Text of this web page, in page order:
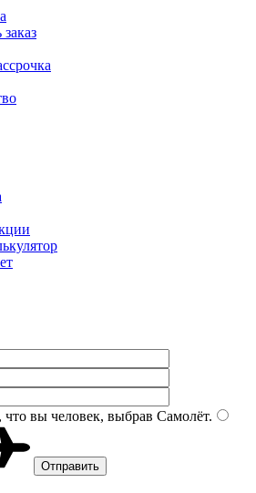
вы человек, выбрав Самолёт.